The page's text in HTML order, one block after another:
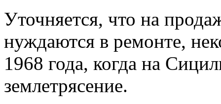
Уточняется, что на
нуждаются в ремонте,
1968 года, когда на
землетрясение.